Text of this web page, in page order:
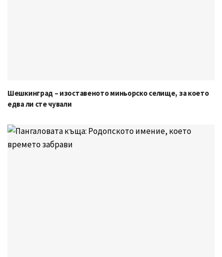
Шешкинград – изоставеното миньорско селище, за което
едва ли сте чували